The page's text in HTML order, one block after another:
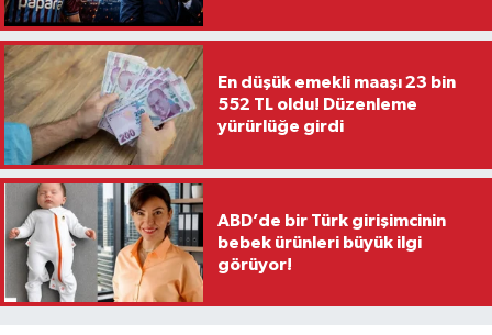
En düşük emekli maaşı 23 bin
552 TL oldu! Düzenleme
yürürlüğe girdi
ABD’de bir Türk girişimcinin
bebek ürünleri büyük ilgi
görüyor!